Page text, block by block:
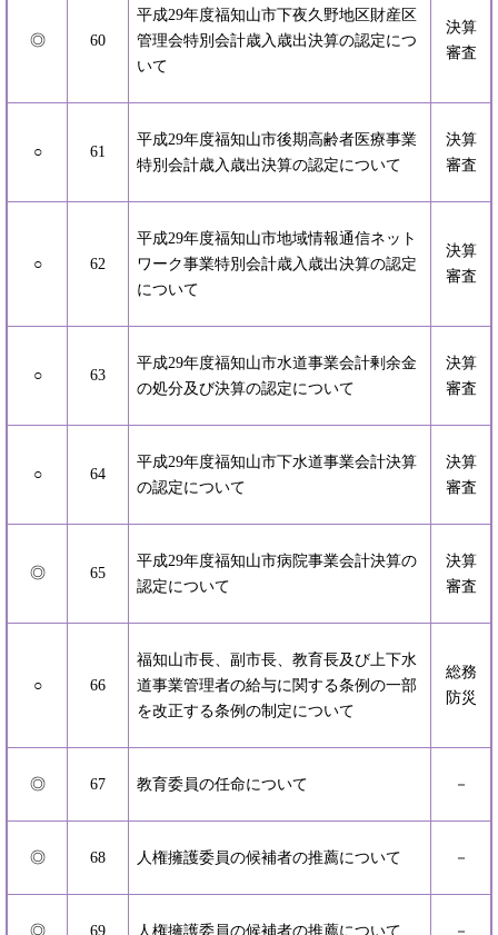
◎ 60
平成29年度福知山市下夜久野地区財産区
管理会特別会計歳入歳出決算の認定につ
いて
決算
審査
○ 61
平成29年度福知山市後期高齢者医療事業
特別会計歳入歳出決算の認定について
決算
審査
○ 62
平成29年度福知山市地域情報通信ネット
ワーク事業特別会計歳入歳出決算の認定
について
決算
審査
○ 63
平成29年度福知山市水道事業会計剰余金
の処分及び決算の認定について
決算
審査
○ 64
平成29年度福知山市下水道事業会計決算
の認定について
決算
審査
◎ 65
平成29年度福知山市病院事業会計決算の
認定について
決算
審査
○ 66
福知山市長、副市長、教育長及び上下水
道事業管理者の給与に関する条例の一部
を改正する条例の制定について
総務
防災
◎ 67 教育委員の任命について －
◎ 68 人権擁護委員の候補者の推薦について －
◎ 69 人権擁護委員の候補者の推薦について －